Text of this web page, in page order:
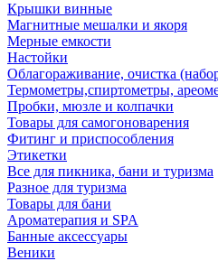
Крышки винные
Магнитные мешалки и якоря
Мерные емкости
Настойки
Облагораживание, очистка
Термометры,спиртометры,
Пробки, мюзле и колпачки
Товары для самогоноварения
Фитинг и приспособления
Этикетки
Все для пикника, бани и туризма
Разное для туризма
Товары для бани
Ароматерапия и SPA
Банные аксессуары
Веники